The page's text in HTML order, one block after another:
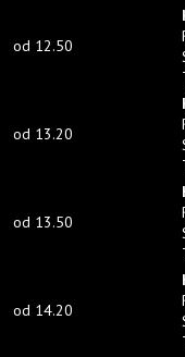
od 12.50
od 13.20
od 13.50
od 14.20